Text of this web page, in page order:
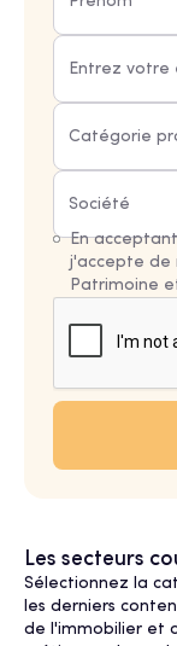
Catégorie
En
j'accepte de
Patrimoine
Les secteurs
Sélectionnez la
les derniers
de l'immobilier et